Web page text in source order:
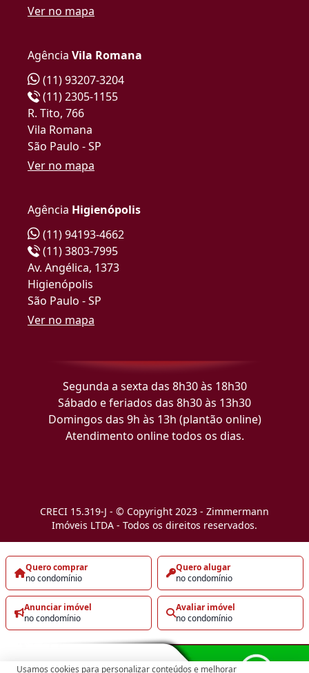
Usamos cookies para personalizar conteúdos e melhorar
Quero comprar
no condomínio
Quero alugar
no condomínio
Anunciar imóvel
no condomínio
Avaliar imóvel
no condomínio
Ver no mapa
Agência Vila Romana
(11) 93207-3204
(11) 2305-1155
R. Tito, 766
Vila Romana
São Paulo - SP
Ver no mapa
Agência Higienópolis
(11) 94193-4662
(11) 3803-7995
Av. Angélica, 1373
Higienópolis
São Paulo - SP
Ver no mapa
Segunda a sexta das 8h30 às 18h30
Sábado e feriados das 8h30 às 13h30
Domingos das 9h às 13h (plantão online)
Atendimento online todos os dias.
CRECI 15.319-J - © Copyright 2023 - Zimmermann
Imóveis LTDA - Todos os direitos reservados.